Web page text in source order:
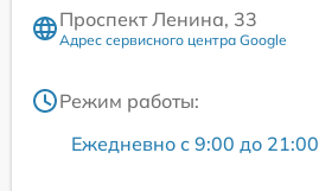
Проспект Ленина, 33
Адрес сервисного центра Google
Режим работы:
Ежедневно с 9:00 до 21:00